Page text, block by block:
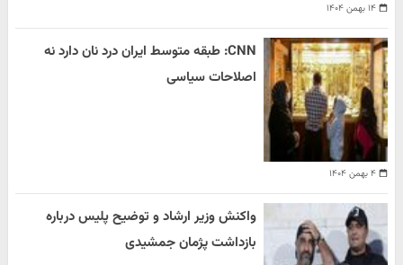
۱۴ بهمن ۱۴۰۴
۴ بهمن ۱۴۰۴
CNN: طبقه متوسط ایران درد نان دارد نه
اصلاحات سیاسی
واکنش وزیر ارشاد و توضیح پلیس درباره
بازداشت پژمان جمشیدی